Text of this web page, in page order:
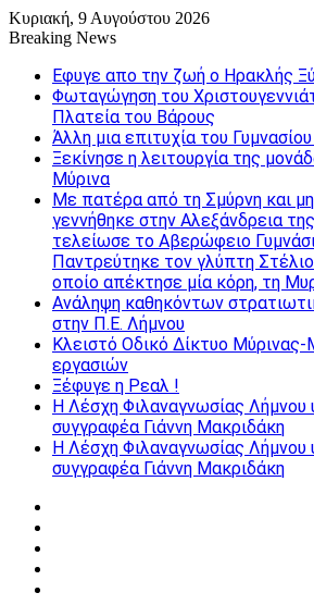
Κυριακή, 9 Αυγούστου 2026
Breaking News
Εφυγε απο την ζωή o Ηρακλής
Φωταγώγηση του
Πλατεία του Βάρους
Άλλη μια επιτυχία του
Ξεκίνησε η λειτουργία της
Μύρινα
Με πατέρα από τη Σμύρνη και
γεννήθηκε στην Αλεξάνδρεια
τελείωσε το Αβερώφειο
Παντρεύτηκε τον γλύπτη
οποίο απέκτησε μία κόρη, τη
Ανάληψη καθηκόντων
στην Π.Ε. Λήμνου
Κλειστό Οδικό Δίκτυο
εργασιών
Ξέφυγε η Ρεαλ !
Η Λέσχη Φιλαναγνωσίας Λήμνου
συγγραφέα Γιάννη Μακριδάκη
Η Λέσχη Φιλαναγνωσίας Λήμνου
συγγραφέα Γιάννη Μακριδάκη